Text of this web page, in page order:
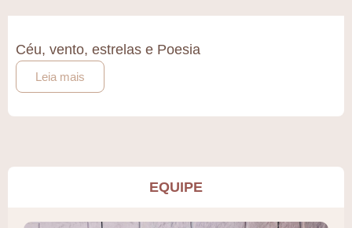
Céu, vento, estrelas e Poesia
Leia mais
EQUIPE